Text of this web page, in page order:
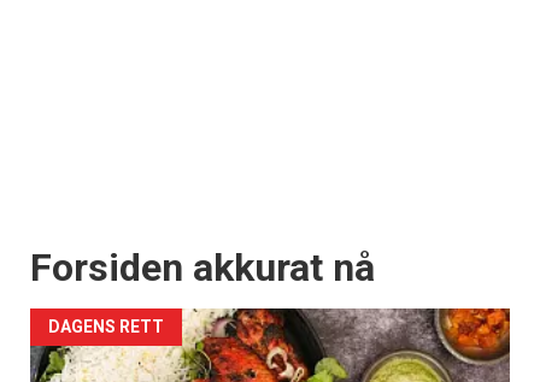
Forsiden akkurat nå
DAGENS RETT